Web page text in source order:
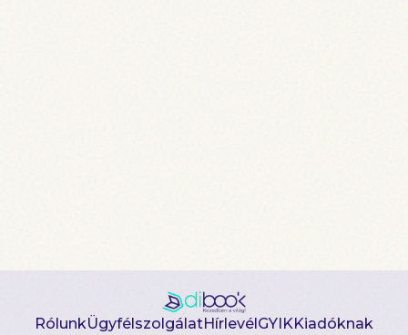
RólunkÜgyfélszolgálatHírlevélGYIKKiadóknak